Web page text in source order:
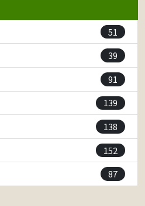
51
39
91
139
138
152
87